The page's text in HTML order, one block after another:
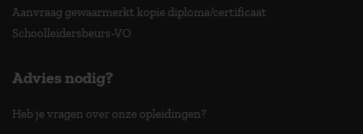
Aanvraag gewaarmerkt kopie diploma/certificaat
Schoolleidersbeurs-VO
Advies nodig?
Heb je vragen over onze opleidingen?